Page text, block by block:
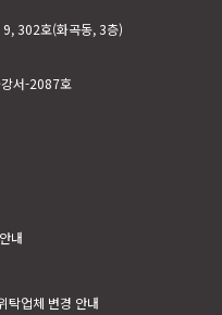
302호(화곡동, 3층)
서-2087호
내
탁업체 변경 안내